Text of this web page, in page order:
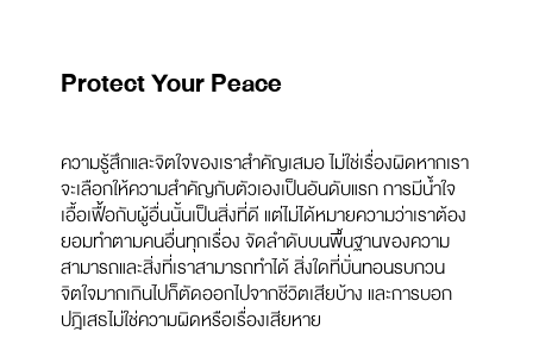
Protect Your Peace
ความรู้สึกและจิตใจของเราสำคัญเสมอ ไม่ใช่เรื่องผิดหากเรา
จะเลือกให้ความสำคัญกับตัวเองเป็นอันดับแรก การมีน้ำใจ
เอื้อเฟื้อกับผู้อื่นนั้นเป็นสิ่งที่ดี แต่ไม่ได้หมายความว่าเราต้อง
ยอมทำตามคนอื่นทุกเรื่อง จัดลำดับบนพื้นฐานของความ
สามารถและสิ่งที่เราสามารถทำได้ สิ่งใดที่บั่นทอนรบกวน
จิตใจมากเกินไปก็ตัดออกไปจากชีวิตเสียบ้าง และการบอก
ปฎิเสธไม่ใช่ความผิดหรือเรื่องเสียหาย